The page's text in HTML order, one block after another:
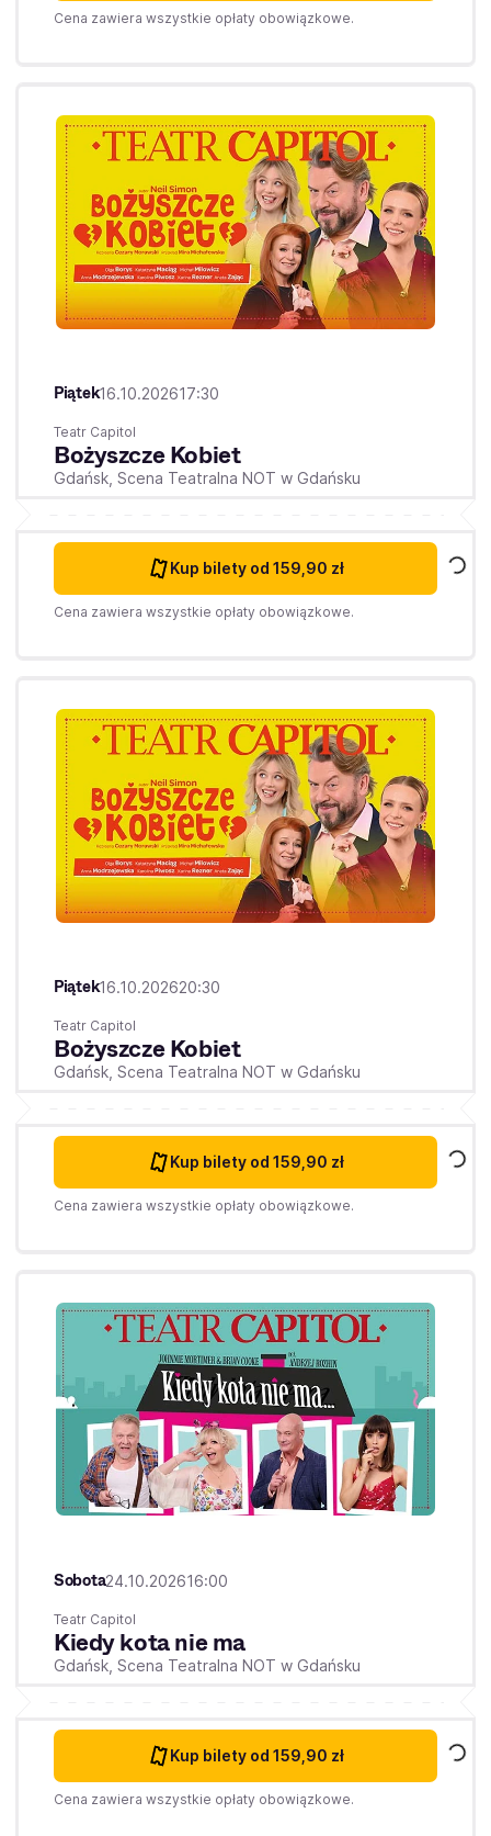
Cena zawiera wszystkie opłaty obowiązkowe.
Piątek16.10.202617:30
Teatr Capitol
Bożyszcze Kobiet
Gdańsk, Scena Teatralna NOT w Gdańsku
Kup bilety od 159,90 zł
Cena zawiera wszystkie opłaty obowiązkowe.
Piątek16.10.202620:30
Teatr Capitol
Bożyszcze Kobiet
Gdańsk, Scena Teatralna NOT w Gdańsku
Kup bilety od 159,90 zł
Cena zawiera wszystkie opłaty obowiązkowe.
Sobota24.10.202616:00
Teatr Capitol
Kiedy kota nie ma
Gdańsk, Scena Teatralna NOT w Gdańsku
Kup bilety od 159,90 zł
Cena zawiera wszystkie opłaty obowiązkowe.